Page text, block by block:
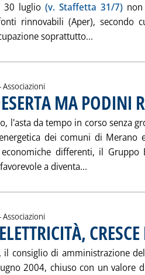
30 luglio (v. Staffetta 31/7)
rinnovabili (Aper), secondo
soprattutto...
Associazioni
MA PODINI
l'asta da tempo in corso senza
dei comuni di Merano
differenti, il Gruppo
a diventa...
Associazioni
il consiglio di amministrazione
2004, chiuso con un valore